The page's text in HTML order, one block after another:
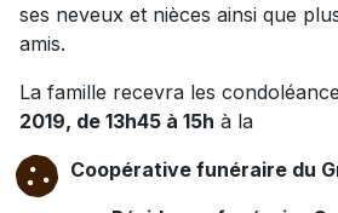
ses neveux et nièces ainsi que
amis.
La famille recevra les
2019, de 13h45 à 15h à la
Coopérative funéraire du